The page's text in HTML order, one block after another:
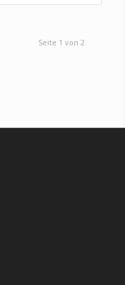
Seite 1 von 2